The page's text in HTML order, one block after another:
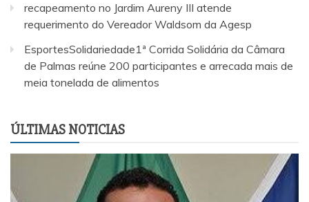
recapeamento no Jardim Aureny III atende
requerimento do Vereador Waldsom da Agesp
EsportesSolidariedade1ª Corrida Solidária da Câmara
de Palmas reúne 200 participantes e arrecada mais de
meia tonelada de alimentos
ÚLTIMAS NOTICIAS